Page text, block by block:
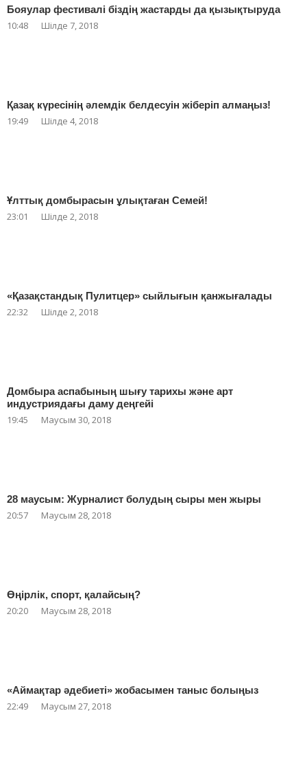
Бояулар фестивалі біздің жастарды да қызықтыруда
10:48 Шілде 7, 2018
Қазақ күресінің әлемдік белдесуін жіберіп алмаңыз!
19:49 Шілде 4, 2018
Ұлттық домбырасын ұлықтаған Семей!
23:01 Шілде 2, 2018
«Қазақстандық Пулитцер» сыйлығын қанжығалады
22:32 Шілде 2, 2018
Домбыра аспабының шығу тарихы және арт
индустриядағы даму деңгейі
19:45 Маусым 30, 2018
28 маусым: Журналист болудың сыры мен жыры
20:57 Маусым 28, 2018
Өңірлік, спорт, қалайсың?
20:20 Маусым 28, 2018
«Аймақтар әдебиеті» жобасымен таныс болыңыз
22:49 Маусым 27, 2018